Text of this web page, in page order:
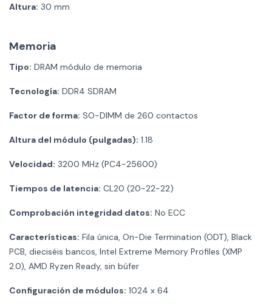
Altura: 30 mm
Memoria
Tipo: DRAM módulo de memoria
Tecnología: DDR4 SDRAM
Factor de forma: SO-DIMM de 260 contactos
Altura del módulo (pulgadas): 1.18
Velocidad: 3200 MHz (PC4-25600)
Tiempos de latencia: CL20 (20-22-22)
Comprobación integridad datos: No ECC
Características: Fila única, On-Die Termination (ODT), Black
PCB, dieciséis bancos, Intel Extreme Memory Profiles (XMP
2.0), AMD Ryzen Ready, sin búfer
Configuración de módulos: 1024 x 64